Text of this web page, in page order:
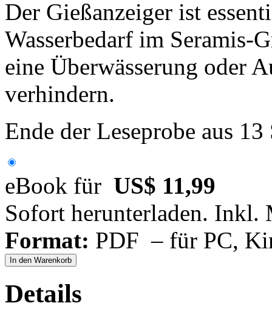
Der Gießanzeiger ist
Wasserbedarf im Seramis-
eine Überwässerung oder
verhindern.
Ende der Leseprobe aus
eBook für US$ 11,99
Sofort herunterladen. Inkl.
Format: PDF – für PC,
In den Warenkorb
Details